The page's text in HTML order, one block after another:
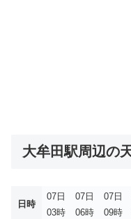
大牟田駅周辺の
日時
07日
03時
07日
06時
07日
09時